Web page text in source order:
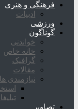
فرهنگی و هنری
ادبیات
ورزشی
گوناگون
خواندنی
خانه خاص
گرافیک
مقالات
نیازمندی ها
تصاویر